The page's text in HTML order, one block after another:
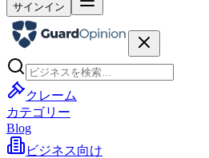
サインイン
クレーム
カテゴリー
Blog
ビジネス向け